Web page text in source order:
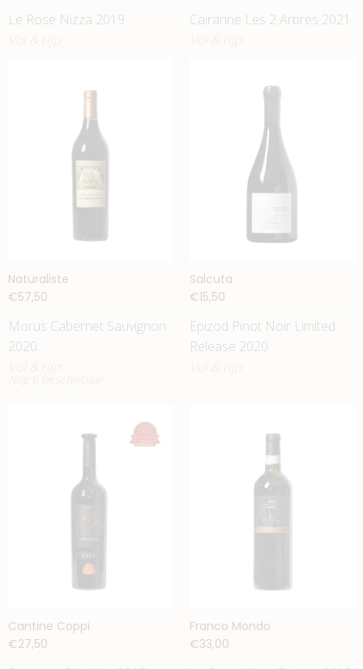
Le Rose Nizza 2019
Cairanne Les 2 Arbres 2021
Naturaliste
€57,50
Morus Cabernet Sauvignon
2020
Salcuta
€15,50
Epizod Pinot Noir Limited
Release 2020
Cantine Coppi
€27,50
Franco Mondo
€33,00